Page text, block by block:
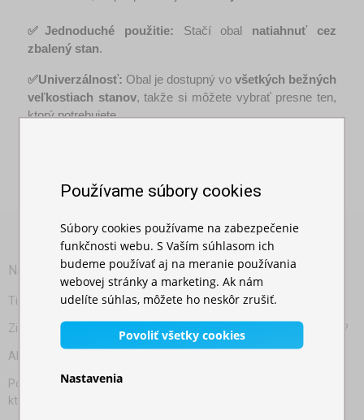
✅Jednoduché použitie: Stačí obal natiahnuť cez
zbalený stan.
✅Univerzálnosť: Obal je dostupný vo všetkých bežných
veľkostiach stanov, takže si môžete vybrať presne ten,
ktorý potrebujete.​
Návštevníci hľadajú tiež:
Tip na vianočný darček: skladací záhradný stan
Zimný stan – ako ochrániť konštrukciu pred snehom a mrazom?
Ako správne pripraviť skladací stan na zimné uskladnenie?
Pop-up stany na veľtrhy, eventy a festivaly: praktické riešenie,
ktoré robí rozdiel
Používame súbory cookies
Súbory cookies používame na zabezpečenie
funkčnosti webu. S Vaším súhlasom ich
budeme používať aj na meranie používania
webovej stránky a marketing. Ak nám
udelíte súhlas, môžete ho neskôr zrušiť.
Povoliť všetky cookies
Nastavenia